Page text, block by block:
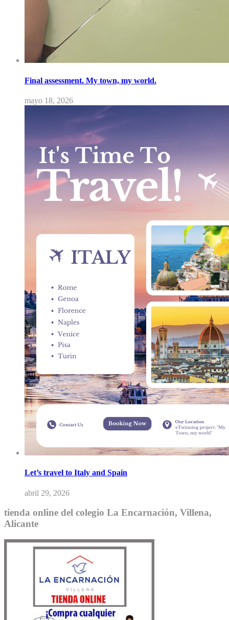
Final assessment. My town, my world.
mayo 18, 2026
Let’s travel to Italy and Spain
abril 29, 2026
tienda online del colegio La Encarnación, Villena,
Alicante